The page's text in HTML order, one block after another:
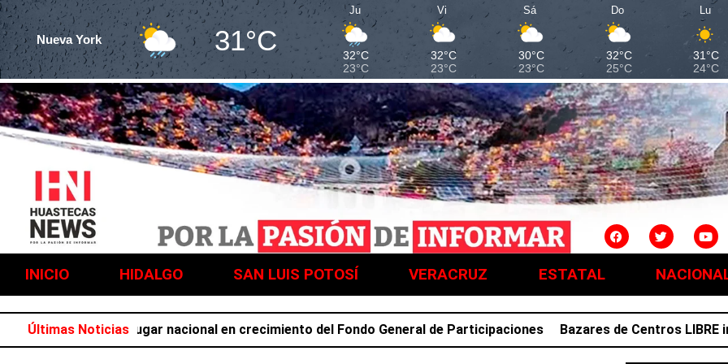
Nueva York 31°C
Ju
32°C
23°C
Vi
32°C
23°C
Sá
30°C
23°C
Do
32°C
25°C
Lu
31°C
24°C
INICIO HIDALGO SAN LUIS POTOSÍ VERACRUZ ESTATAL
Últimas Noticias
el primer lugar nacional en crecimiento del Fondo General de Participaciones Bazares de Centros LIBRE